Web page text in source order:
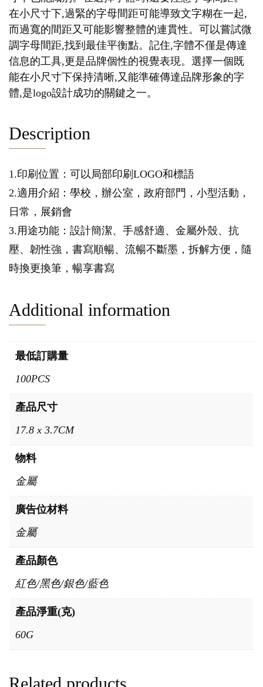
在小尺寸下,過緊的字母間距可能導致文字糊在一起,
而過寬的間距又可能影響整體的連貫性。可以嘗試微
調字母間距,找到最佳平衡點。記住,字體不僅是傳達
信息的工具,更是品牌個性的視覺表現。選擇一個既
能在小尺寸下保持清晰,又能準確傳達品牌形象的字
體,是logo設計成功的關鍵之一。
Description
1.印刷位置：可以局部印刷LOGO和標語
2.適用介紹：學校，辦公室，政府部門，小型活動，
日常，展銷會
3.用途功能：設計簡潔、手感舒適、金屬外殼、抗
壓、韌性強，書寫順暢、流暢不斷墨，拆解方便，隨
時換更換筆，暢享書寫
Additional information
最低訂購量
100PCS
產品尺寸
17.8 x 3.7CM
物料
金屬
廣告位材料
金屬
產品顏色
紅色/黑色/銀色/藍色
產品淨重(克)
60G